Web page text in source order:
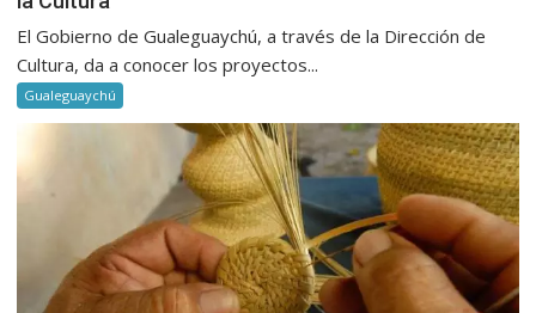
El Gobierno de Gualeguaychú, a través de la Dirección de
Cultura, da a conocer los proyectos...
Gualeguaychú